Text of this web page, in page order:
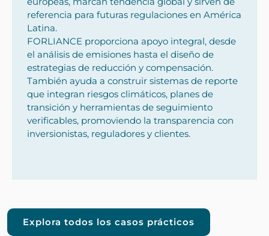
referencia para futuras regulaciones en América
Latina.
FORLIANCE proporciona apoyo integral, desde
el análisis de emisiones hasta el diseño de
estrategias de reducción y compensación.
También ayuda a construir sistemas de reporte
que integran riesgos climáticos, planes de
transición y herramientas de seguimiento
verificables, promoviendo la transparencia con
inversionistas, reguladores y clientes.
Explora todos los casos prácticos